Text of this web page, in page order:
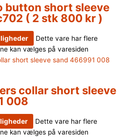
button short sleeve
( 2 stk 800 kr )
Dette vare har flere
kan vælges på varesiden
collar short sleeve
008
Dette vare har flere
kan vælges på varesiden